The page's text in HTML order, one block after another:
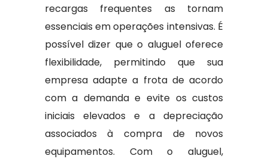
recargas frequentes as tornam
essenciais em operações intensivas. É
possível dizer que o aluguel oferece
flexibilidade, permitindo que sua
empresa adapte a frota de acordo
com a demanda e evite os custos
iniciais elevados e a depreciação
associados à compra de novos
equipamentos. Com o aluguel,